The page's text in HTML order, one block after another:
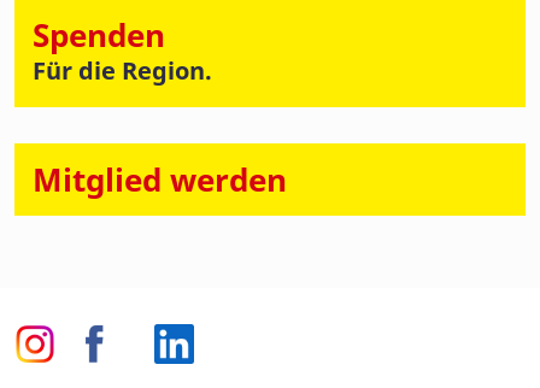
Spenden
Für die Region.
Mitglied werden